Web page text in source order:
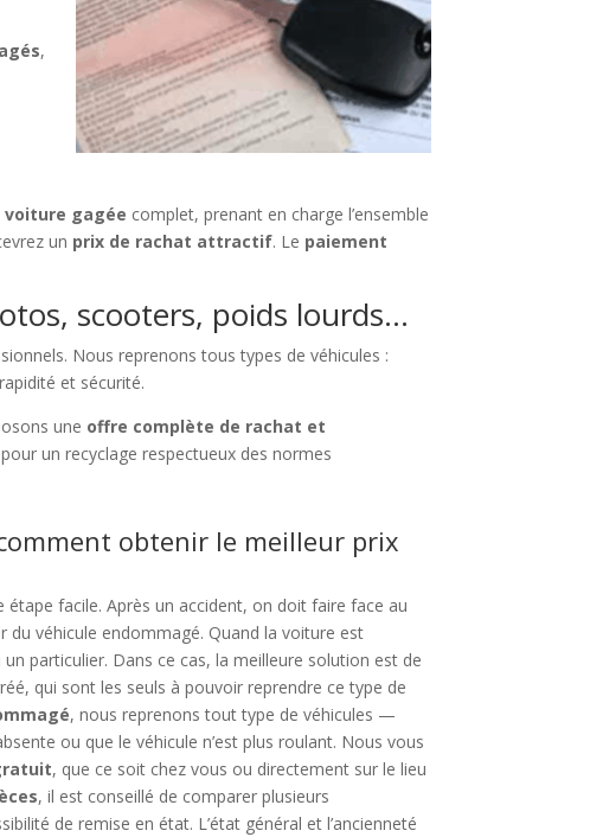
,
voiture gagée complet, prenant en charge l’ensemble
un prix de rachat attractif. Le paiement
scooters, poids lourds…
Nous reprenons tous types de véhicules :
et sécurité.
une offre complète de rachat et
pour un recyclage respectueux des normes
obtenir le meilleur prix
étape facile. Après un accident, on doit faire face au
du véhicule endommagé. Quand la voiture est
particulier. Dans ce cas, la meilleure solution est de
qui sont les seuls à pouvoir reprendre ce type de
, nous reprenons tout type de véhicules —
ou que le véhicule n’est plus roulant. Nous vous
, que ce soit chez vous ou directement sur le lieu
, il est conseillé de comparer plusieurs
de remise en état. L’état général et l’ancienneté